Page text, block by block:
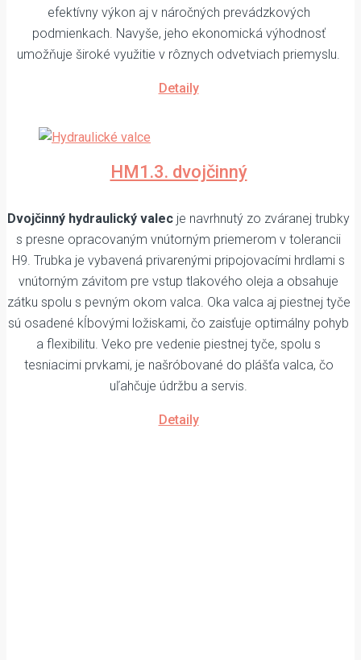
efektívny výkon aj v náročných prevádzkových
podmienkach. Navyše, jeho ekonomická výhodnosť
umožňuje široké využitie v rôznych odvetviach priemyslu.
Detaily
HM1.3. dvojčinný
Dvojčinný hydraulický valec je navrhnutý zo zváranej trubky
s presne opracovaným vnútorným priemerom v tolerancii
H9. Trubka je vybavená privarenými pripojovacími hrdlami s
vnútorným závitom pre vstup tlakového oleja a obsahuje
zátku spolu s pevným okom valca. Oka valca aj piestnej tyče
sú osadené kĺbovými ložiskami, čo zaisťuje optimálny pohyb
a flexibilitu. Veko pre vedenie piestnej tyče, spolu s
tesniacimi prvkami, je našróbované do plášťa valca, čo
uľahčuje údržbu a servis.
Detaily